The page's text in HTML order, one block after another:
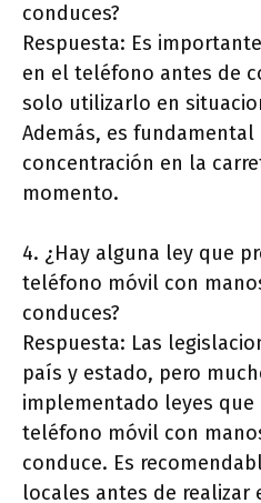
conduces?
Respuesta: Es
en el teléfono antes de
solo utilizarlo en
Además, es
concentración en la
momento.
4. ¿Hay alguna ley que
teléfono móvil con
conduces?
Respuesta: Las
país y estado, pero
implementado leyes
teléfono móvil con
conduce. Es
locales antes de realizar